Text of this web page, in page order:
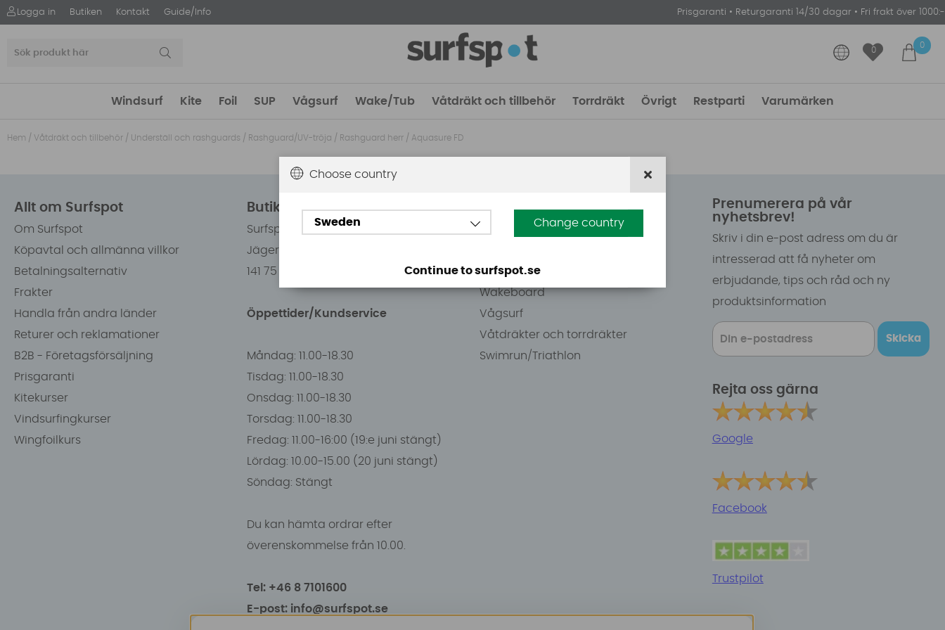
Logga in Butiken Kontakt Guide/Info Prisgaranti • Returgaranti 14/30 dagar • Fri frakt över 1000:-
0
0
Windsurf Kite Foil SUP Vågsurf Wake/Tub Våtdräkt och tillbehör Torrdräkt Övrigt Restparti Varumärken
Hem / Våtdräkt och tillbehör / Underställ och rashguards / Rashguard/UV-tröja / Rashguard herr / Aquasure FD
Allt om Surfspot
Om Surfspot
Köpavtal och allmänna villkor
Betalningsalternativ
Frakter
Handla från andra länder
Returer och reklamationer
B2B - Företagsförsäljning
Prisgaranti
Kitekurser
Vindsurfingkurser
Wingfoilkurs
Butiken i Stockholm
Surfspot Sweden AB
Jägerhorns väg 8
141 75 Kungens Kurva
Öppettider/Kundservice
Måndag: 11.00-18.30
Tisdag: 11.00-18.30
Onsdag: 11.00-18.30
Torsdag: 11.00-18.30
Fredag: 11.00-16:00 (19:e juni stängt)
Lördag: 10.00-15.00 (20 juni stängt)
Söndag: Stängt
Du kan hämta ordrar efter
överenskommelse från 10.00.
Tel: +46 8 7101600
E-post: info@surfspot.se
Guider
Vindsurfing
SUP
Wakeboard
Vågsurf
Våtdräkter och torrdräkter
Swimrun/Triathlon
Prenumerera på vår
nyhetsbrev!
Skriv i din e-post adress om du är
intresserad att få nyheter om
erbjudande, tips och råd och ny
produktsinformation
Skicka
Rejta oss gärna
Google
Facebook
Trustpilot
Choose country
Sweden Change country
Continue to surfspot.se